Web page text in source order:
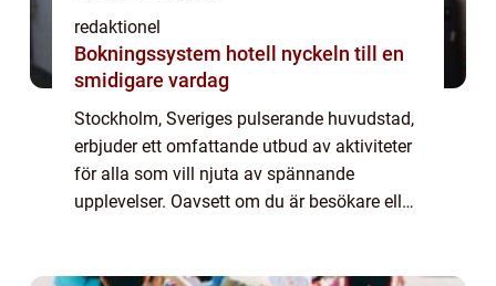
redaktionel
Bokningssystem hotell nyckeln till en
smidigare vardag
Stockholm, Sveriges pulserande huvudstad,
erbjuder ett omfattande utbud av aktiviteter
för alla som vill njuta av spännande
upplevelser. Oavsett om du är besökare eller